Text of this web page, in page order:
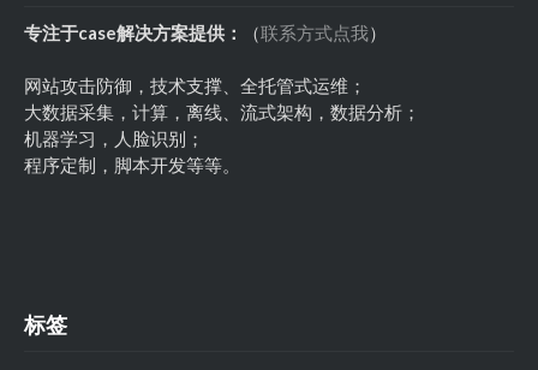
专注于case解决方案提供： （联系方式点我）
网站攻击防御，技术支撑、全托管式运维；
大数据采集，计算，离线、流式架构，数据分析；
机器学习，人脸识别；
程序定制，脚本开发等等。
标签